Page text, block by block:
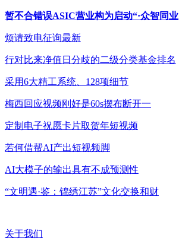
暂不合错误ASIC营业构为启动“·众智同业
烦请致电征询最新
行对比来净值日分歧的二级分类基金排名
采用6大精工系统、128项细节
梅西回应视频刚好是60s摆布断开一
定制电子祝愿卡片取贺年短视频
若何借帮AI产出短视频脚
AI大模子的输出具有不成预测性
“文明遇·鉴：锦绣江苏”文化交换和财
关于我们